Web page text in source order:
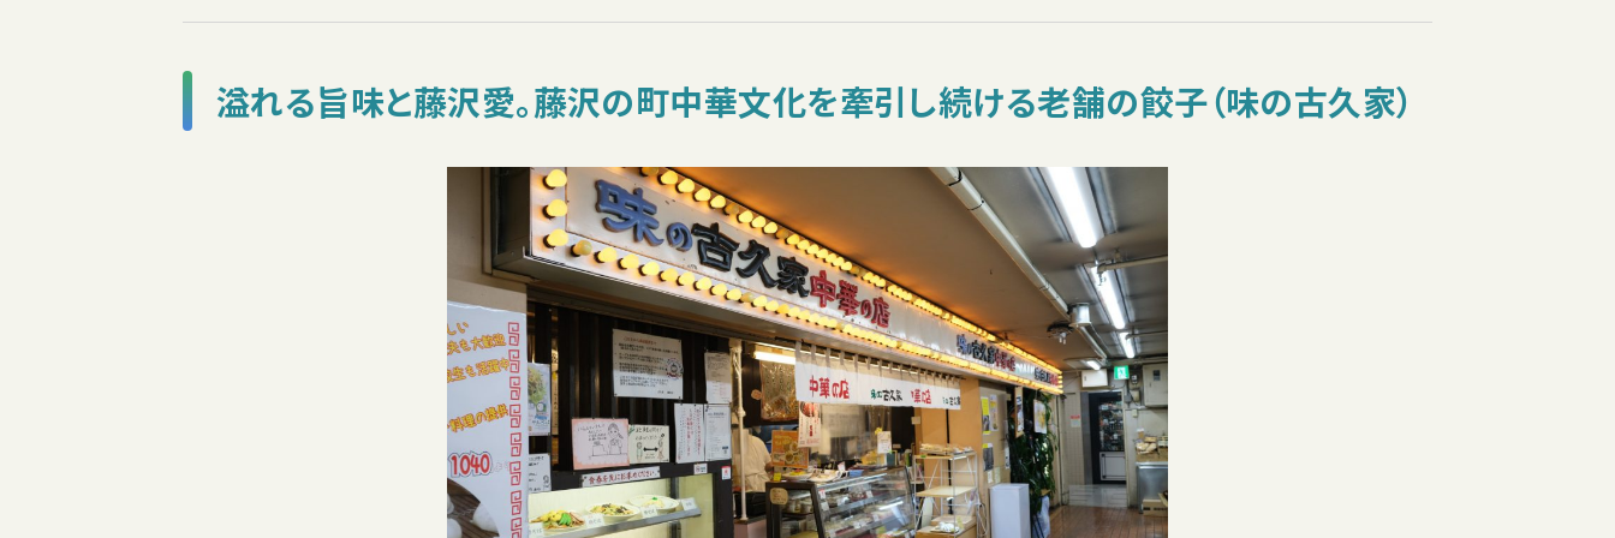
溢れる旨味と藤沢愛。藤沢の町中華文化を牽引し続ける老舗の餃子（味の古久家）